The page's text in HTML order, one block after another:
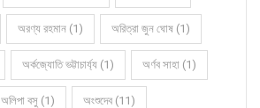
অরণ্য রহমান (1) অরিত্রা জুন ঘোষ (1)
অর্কজ্যোতি ভট্টাচার্য্য (1) অর্ণব সাহা (1)
অলিপা বসু (1) অংশুদেব (11)